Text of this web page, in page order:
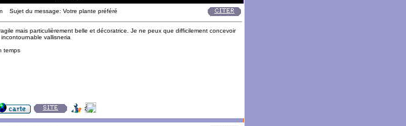
Sujet du message: Votre plante préféré
mais particulièrement belle et décoratrice. Je ne peux que difficilement concevoir
vallisneria
temps